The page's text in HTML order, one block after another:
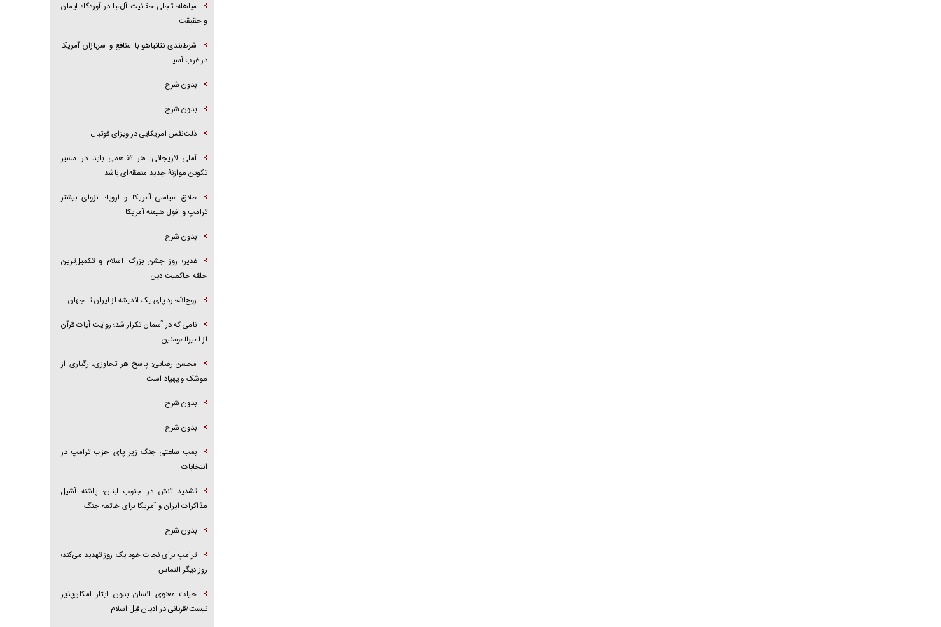
مباهله؛ تجلی حقانیت آل‌عبا در آوردگاه ایمان
و حقیقت
شرط‌بندی نتانیاهو با منافع و سربازان آمریکا
در غرب آسیا
بدون شرح
بدون شرح
ذلت‌نفس امریکایی در ویزای فوتبال
آملی لاریجانی: هر تفاهمی باید در مسیر
تکوین موازنۀ جدید منطقه‌ای باشد
طلاق سیاسی آمریکا و اروپا؛ انزوای بیشتر
ترامپ و افول هیمنه آمریکا
بدون شرح
غدیر؛ روز جشن بزرگ اسلام و تکمیل‌ترین
حلقه حاکمیت دین
روح‌الله؛ رد پای یک اندیشه از ایران تا جهان
نامی که در آسمان تکرار شد؛ روایت آیات قرآن
از امیرالمومنین
محسن رضایی: پاسخ هر تجاوزی، رگباری از
موشک و پهپاد است
بدون شرح
بدون شرح
بمب ساعتی جنگ زیر پای حزب ترام‍پ در
انتخابات
تشدید تنش در جنوب لبنان؛ پاشنه آشیل
مذاکرات ایران و آمریکا برای خاتمه جنگ
بدون شرح
ترامپ برای نجات خود یک روز تهدید می‌کند؛
روز دیگر التماس
حیات معنوی انسان بدون ایثار امکان‌پذیر
نیست/قربانی در ادیان قبل اسلام